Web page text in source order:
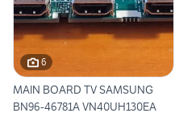
6
MAIN BOARD TV SAMSUNG
BN96-46781A VN40UH130EA